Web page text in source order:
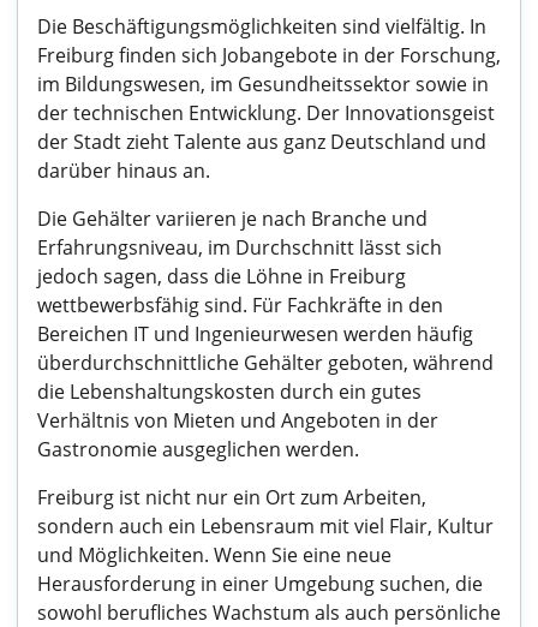
Die Beschäftigungsmöglichkeiten sind vielfältig. In
Freiburg finden sich Jobangebote in der Forschung,
im Bildungswesen, im Gesundheitssektor sowie in
der technischen Entwicklung. Der Innovationsgeist
der Stadt zieht Talente aus ganz Deutschland und
darüber hinaus an.
Die Gehälter variieren je nach Branche und
Erfahrungsniveau, im Durchschnitt lässt sich
jedoch sagen, dass die Löhne in Freiburg
wettbewerbsfähig sind. Für Fachkräfte in den
Bereichen IT und Ingenieurwesen werden häufig
überdurchschnittliche Gehälter geboten, während
die Lebenshaltungskosten durch ein gutes
Verhältnis von Mieten und Angeboten in der
Gastronomie ausgeglichen werden.
Freiburg ist nicht nur ein Ort zum Arbeiten,
sondern auch ein Lebensraum mit viel Flair, Kultur
und Möglichkeiten. Wenn Sie eine neue
Herausforderung in einer Umgebung suchen, die
sowohl berufliches Wachstum als auch persönliche